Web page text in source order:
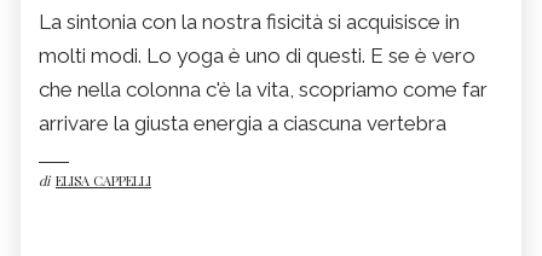
La sintonia con la nostra fisicità si acquisisce in
molti modi. Lo yoga è uno di questi. E se è vero
che nella colonna c'è la vita, scopriamo come far
arrivare la giusta energia a ciascuna vertebra
di ELISA CAPPELLI